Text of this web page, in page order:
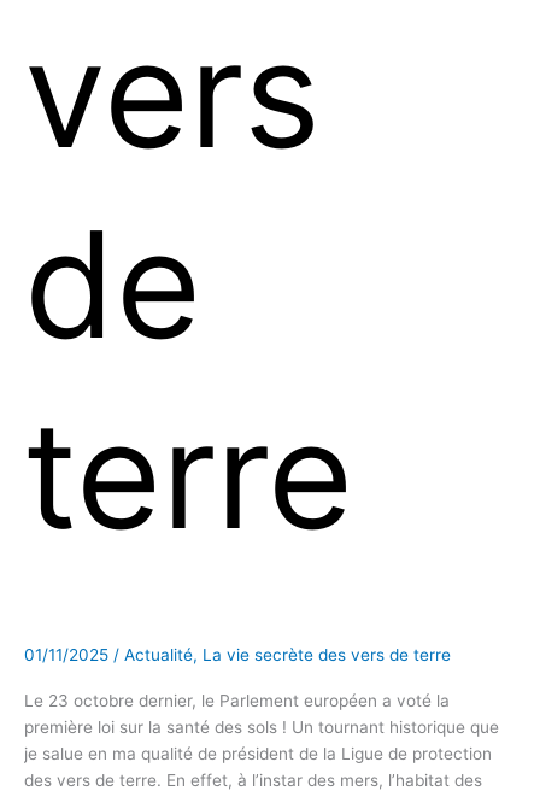
vers
de
terre
01/11/2025 / Actualité, La vie secrète des vers de terre
Le 23 octobre dernier, le Parlement européen a voté la
première loi sur la santé des sols ! Un tournant historique que
je salue en ma qualité de président de la Ligue de protection
des vers de terre. En effet, à l’instar des mers, l’habitat des